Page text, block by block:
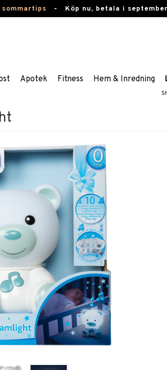
- Köp nu, betala i
Apotek Fitness Hem & Inredning